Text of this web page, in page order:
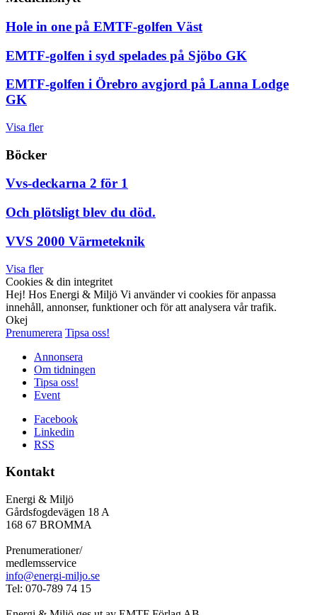
Hole in one på EMTF-golfen Väst
EMTF-golfen i syd spelades på Sjöbo GK
EMTF-golfen i Örebro avgjord på Lanna Lodge
GK
Visa fler
Böcker
Vvs-deckarna 2 för 1
Och plötsligt blev du död.
VVS 2000 Värmeteknik
Visa fler
Cookies & din integritet
Hej! Hos Energi & Miljö Vi använder vi cookies för anpassa
innehåll, annonser, funktioner och för att analysera vår trafik.
Okej
Prenumerera Tipsa oss!
Annonsera
Om tidningen
Tipsa oss!
Event
Facebook
Linkedin
RSS
Kontakt
Energi & Miljö
Gårdsfogdevägen 18 A
168 67 BROMMA
Prenumerationer/
medlemsservice
info@energi-miljo.se
Tel: 070-789 74 15